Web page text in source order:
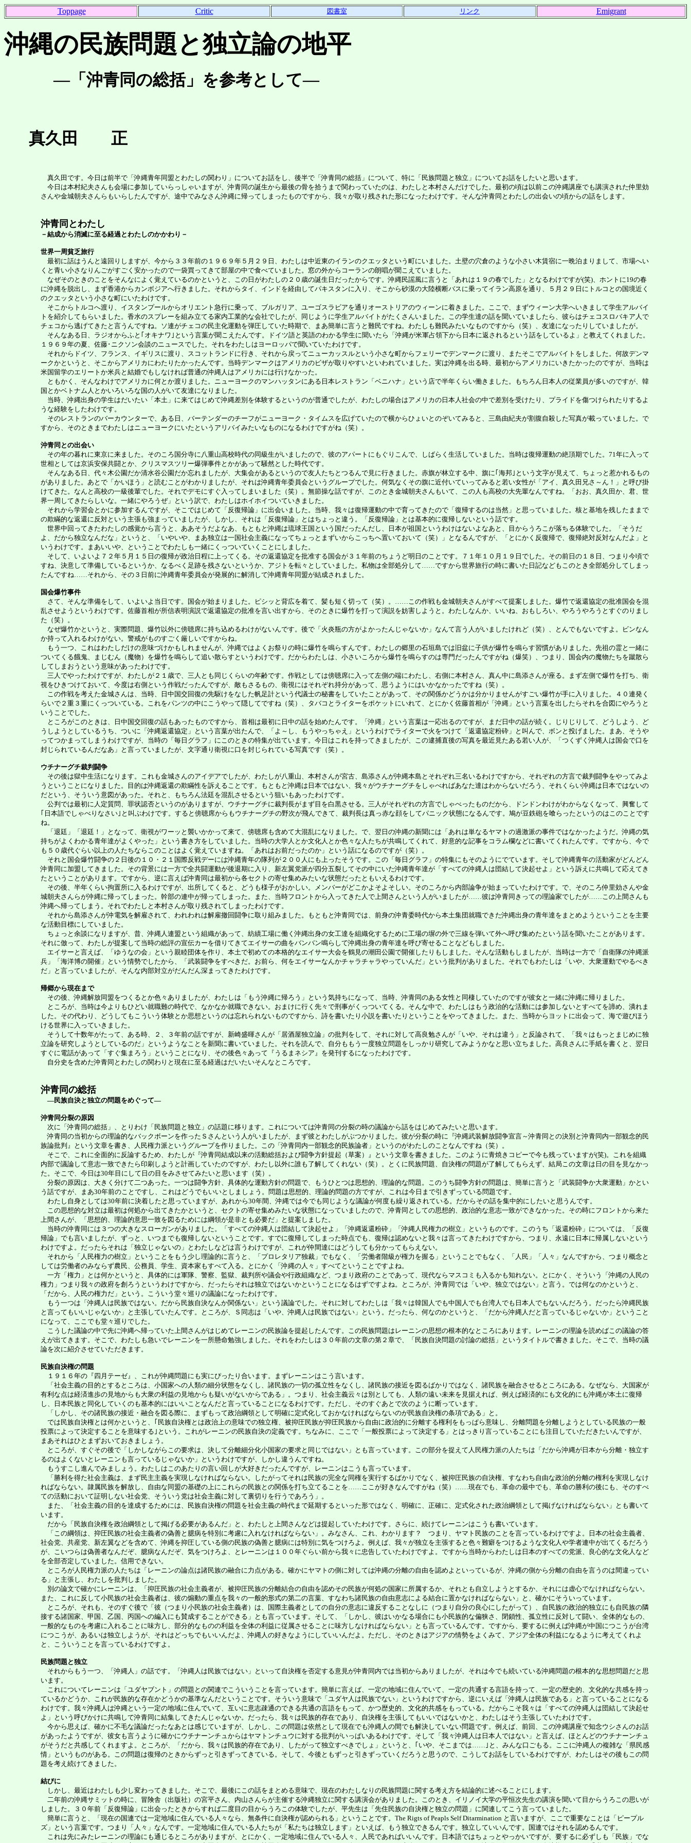
Toppage Critic 図書室 リンク Emigrant
沖縄の民族問題と独立論の地平
―「沖青同の総括」を参考として―
真久田 正
真久田です。今日は前半で「沖縄青年同盟とわたしの関わり」についてお話をし、後半で「沖青同の総括」について、特に「民族問題と独立」についてお話をしたいと思います。
今日は本村紀夫さんも会場に参加していらっしゃいますが、沖青同の誕生から最後の骨を拾うまで関わっていたのは、わたしと本村さんだけでした。最初の頃は以前この沖縄講座でも講演された仲里効
さんや金城朝夫さんらもいらしたんですが、途中でみなさん沖縄に帰ってしまったものですから、我々が取り残された形になったわけです。そんな沖青同とわたしの出会いの頃からの話をします。
沖青同とわたし
－結成から消滅に至る経過とわたしのかかわり－
世界一周貧乏旅行
最初に話はうんと遠回りしますが、今から３３年前の１９６９年５月２９日、わたしは中近東のイランのクエッタという町にいました。土壁の穴倉のような小さい木賃宿に一晩泊まりまして、市場へい
くと青い小さなりんごがすごく安かったので一袋買ってきて部屋の中で食べていました。窓の外からコーランの朗唱が聞こえていました。
なぜそのときのことをそんなによく覚えているのかというと、この日がわたしの２０歳の誕生日だったからです。沖縄民謡風に言うと「あれは１９の春でした」となるわけですが(笑)、ホントに19の春
に沖縄を脱出し、まず香港からカンボジアへ行きました。それからタイ、インドを経由してパキスタンに入り、そこから砂漠の大陸横断バスに乗ってイラン高原を通り、５月２９日にトルコとの国境近く
のクエッタという小さな町にいたわけです。
そこからトルコへ渡り、イスタンプールからオリエント急行に乗って、ブルガリア、ユーゴスラビアを通りオーストリアのウィーンに着きました。ここで、まずウィーン大学へいきまして学生アルバイ
トを紹介してもらいました。香水のスプレーを組み立てる家内工業的な会社でしたが、同じように学生アルバイトがたくさんいました。この学生達の話を聞いていましたら、彼らはチェコスロバキア人で
チェコから逃げてきたと言うんですね。ソ連がチェコの民主化運動を弾圧していた時期で、まあ簡単に言うと難民ですね。わたしも難民みたいなものですから（笑）、友達になったりしていましたが。
そんなある日、ラジオからふと｢オキナワ｣という言葉が聞こえたんです。ドイツ語と英語のわかる学生に聞いたら「沖縄が米軍占領下から日本に返されるという話をしているよ」と教えてくれました。
１９６９年の夏、佐藤･ニクソン会談のニュースでした。それをわたしはヨーロッパで聞いていたわけです。
それからドイツ、フランス、イギリスに渡り、スコットランドに行き、それから戻ってニューカッスルという小さな町からフェリーでデンマークに渡り、またそこでアルバイトをしました。何故デンマ
ークかというと、そこからアメリカにわたりたかったんです。当時デンマークはアメリカのビザが取りやすいといわれていました。実は沖縄を出る時、最初からアメリカにいきたかったのですが、当時は
米国留学のエリートか米兵と結婚でもしなければ普通の沖縄人はアメリカには行けなかった。
ともかく、そんなわけでアメリカに何とか渡りました。ニューヨークのマンハッタンにある日本レストラン「ベニハナ」という店で半年くらい働きました。もちろん日本人の従業員が多いのですが、韓
国とかベトナム人とかいろいろな国の人がいて友達になりました。
当時、沖縄出身の学生はだいたい「本土」に来てはじめて沖縄差別を体験するというのが普通でしたが、わたしの場合はアメリカの日本人社会の中で差別を受けたり、プライドを傷つけられたりするよ
うな経験をしたわけです。
そのレストランのバーカウンターで、ある日、バーテンダーのチーフがニューヨーク・タイムスを広げていたので横からひょいとのぞいてみると、三島由紀夫が割腹自殺した写真が載っていました。で
すから、そのときまでわたしはニューヨークにいたというアリバイみたいなものになるわけですがね（笑）。
沖青同との出会い
その年の暮れに東京に来ました。そのころ国分寺に八重山高校時代の同級生がいましたので、彼のアパートにもぐりこんで、しばらく生活していました。当時は復帰運動の絶頂期でした。71年に入って
世相としては京浜安保共闘とか、クリスマスツリー爆弾事件とかがあって騒然とした時代です。
そんなある日、代々木公園だか清水谷公園だか忘れましたが、大集会があるというので友人たちとつるんで見に行きました。赤旗が林立する中、旗に｢海邦｣という文字が見えて、ちょっと惹かれるもの
がありました。あとで「かいほう」と読むことがわかりましたが、それは沖縄青年委員会というグループでした。何気なくその旗に近付いていってみると若い女性が「アイ、真久田兄さ～ん！」と呼び掛
けてきた。なんと高校の一級後輩でした。それでデモにすぐ入ってしまいました（笑）。無節操な話ですが、このとき金城朝夫さんもいて、この人も高校の大先輩なんですね。「おお、真久田か、君、世
界一周してきたらしいな。一緒にやろうぜ」という訳で、わたしはホイホイついていきました。
それから学習会とかに参加するんですが、そこではじめて「反復帰論」に出会いました。当時、我々は復帰運動の中で育ってきたので「復帰するのは当然」と思っていました。核と基地を残したままで
の欺瞞的な返還に反対という主張も強まっていましたが、しかし、それは「反復帰論」とはちょっと違う。「反復帰論」とは基本的に復帰しないという話です。
世界中回ってきたわたしの感覚から言うと、ああそうだよなあ、もともと沖縄は琉球王国という国だったんだし、日本が祖国というわけはないよなあと、目からうろこが落ちる体験でした。「そうだ
よ、だから独立なんだな」というと、「いやいや、まあ独立は一国社会主義になってちょっとまずいからこっちへ置いておいて（笑）」となるんですが、「とにかく反復帰で、復帰絶対反対なんだよ」と
いうわけです。まあいいや、ということでわたしも一緒にくっついていくことにしました。
そして、いよいよ７２年５月１５日の復帰が政治日程に上ってくる。その返還協定を批准する国会が３１年前のちょうど明日のことです。７１年１０月１９日でした。その前日の１８日、つまり今頃で
すね、決意して準備しているというか、なるべく足跡を残さないというか、アジトを転々としていました。私物は全部処分して……ですから世界旅行の時に書いた日記などもこのとき全部処分してしまっ
たんですね……それから、その３日前に沖縄青年委員会が発展的に解消して沖縄青年同盟が結成されました。
国会爆竹事件
さて、そんな準備をして、いよいよ当日です。国会が始まりました。ピシッと背広を着て、髪も短く切って（笑）。……この作戦も金城朝夫さんがすべて提案しました。爆竹で返還協定の批准国会を混
乱させようというわけです。佐藤首相が所信表明演説で返還協定の批准を言い出すから、そのときに爆竹を打って演説を妨害しようと。わたしなんか、いいね、おもしろい、やろうやろうとすぐのりまし
た（笑）。
なぜ爆竹かというと、実際問題、爆竹以外に傍聴席に持ち込めるわけがないんです。後で「火炎瓶の方がよかったんじゃないか」なんて言う人がいましたけれど（笑）、とんでもないですよ。ビンなん
か持って入れるわけがない。警戒がものすごく厳しいですからね。
もう一つ、これはわたしだけの意味づけかもしれませんが、沖縄ではよくお祭りの時に爆竹を鳴らすんです。わたしの郷里の石垣島では旧盆に子供が爆竹を鳴らす習慣がありました。先祖の霊と一緒に
ついてくる餓鬼、まじむん（魔物）を爆竹を鳴らして追い散らすというわけです。だからわたしは、小さいころから爆竹を鳴らすのは専門だったんですがね（爆笑）、つまり、国会内の魔物たちを蹴散ら
してしまおうという意味があったわけです。
三人でやったわけですが、わたしが２１歳で、三人とも同じくらいの年齢です。作戦としては傍聴席に入って左側の端にわたし、右側に本村さん、真ん中に島添さんが座る。まず左側で爆竹を打ち、衛
視をひきつけておいて、今度は右側という作戦だったんですが、敵もさるもの、衛視にはそれぞれ持分があって、思うようにはいかなかったですね（笑）。
この作戦を考えた金城さんは、当時、日中国交回復の先駆けをなした帆足計という代議士の秘書をしていたことがあって、その関係かどうかは分かりませんがすごい爆竹が手に入りました。４０連発く
らいで２重３重にくっついている。これをパンツの中にこうやって隠してですね（笑）、タバコとライターをポケットにいれて、とにかく佐藤首相が「沖縄」という言葉を出したらそれを合図にやろうと
いうことでした。
ところがこのときは、日中国交回復の話もあったものですから、首相は最初に日中の話を始めたんです。「沖縄」という言葉は一応出るのですが、まだ日中の話が続く。じりじりして、どうしよう、ど
うしようとしているうち、ついに「沖縄返還協定」という言葉が出たんで、「よ～し、もうやっちゃえ」というわけでライターで火をつけて「返還協定粉砕」と叫んで、ボンと投げました。まあ、そうや
ってつかまってしまうわけですが、当時の「毎日グラフ」にこのときの特集が出ています。今日はこれを持ってきましたが、この逮捕直後の写真を最近見たある若い人が、「つくずく沖縄人は国会で口を
封じられているんだなあ」と言っていましたが、文字通り衛視に口を封じられている写真です（笑）。
ウチナーグチ裁判闘争
その後は獄中生活になります。これも金城さんのアイデアでしたが、わたしが八重山、本村さんが宮古、島添さんが沖縄本島とそれぞれ三名いるわけですから、それぞれの方言で裁判闘争をやってみよ
うということになりました。目的は沖縄返還の欺瞞性を訴えることです。もともと沖縄は日本ではない、我々がウチナーグチをしゃべればあなた達はわからないだろう、それくらい沖縄は日本ではないの
だという、そういう意図があった。それと、もちろん法廷を混乱させるという狙いもあったわけです。
公判では最初に人定質問、罪状認否というのがありますが、ウチナーグチに裁判長がまず目を白黒させる。三人がそれぞれの方言でしゃべったものだから、ドンドンわけがわからなくなって、興奮して
｢日本語でしゃべりなさい｣と叫ぶわけです。すると傍聴席からもウチナーグチの野次が飛んできて、裁判長は真っ赤な顔をしてパニック状態になるんです。鳩が豆鉄砲を喰らったというのはこのことです
ね。
「退廷」「退廷！」となって、衛視がワーッと襲いかかって来て、傍聴席も含めて大混乱になりました。で、翌日の沖縄の新聞には「あれは単なるヤマトの過激派の事件ではなかったようだ。沖縄の気
持ちがよくわかる青年達がよくやった」という書き方をしていました。当時の大学人とか文化人とか色々な人たちが共鳴してくれて、好意的な記事をコラム欄などに書いてくれたんです。ですから、今で
も５０歳代ぐらい以上の人たちならこのことはよく覚えていますね。「あれはお前だったのか」という話になるのですが（笑）。
それと国会爆竹闘争の２日後の１０・２１国際反戦デーには沖縄青年の隊列が２００人にも上ったそうです。この「毎日グラフ」の特集にもそのようにでています。そして沖縄青年の活動家がどんどん
沖青同に加盟してきました。その背景には一方で全共闘運動が後退期に入り、新左翼党派が四分五裂してその中にいた沖縄青年達が「すべての沖縄人は団結して決起せよ」という訴えに共鳴して応えてき
たということがあります。ですから、逆に言えば沖青同は最初から各セクトの寄せ集めみたいな状態だったともいえるわけです。
その後、半年くらい拘置所に入るわけですが、出所してくると、どうも様子がおかしい。メンバーがどこかよそよそしい。そのころから内部論争が始まっていたわけです。で、そのころ仲里効さんや金
城朝夫さんらが沖縄に帰ってしまった。幹部の連中が帰ってしまった。また、当時フロントから入ってきた人で上間さんという人がいましたが……彼は沖青同きっての理論家でしたが……この上間さんも
沖縄へ帰ってしまう。それでわたしと本村さんが取り残されてしまったわけです。
それから島添さんが沖電気を解雇されて、われわれは解雇撤回闘争に取り組みました。もともと沖青同では、前身の沖青委時代から本土集団就職できた沖縄出身の青年達をまとめようということを主要
な活動目標にしていました。
ちょっと余談になりますが、昔、沖縄人連盟という組織があって、紡績工場に働く沖縄出身の女工達を組織化するために工場の塀の外で三線を弾いて外へ呼び集めたという話を聞いたことがあります。
それに倣って、わたしが提案して当時の総評の宣伝カーを借りてきてエイサーの曲をバンバン鳴らして沖縄出身の青年達を呼び寄せることなどもしました。
エイサーと言えば、「ゆうなの会」という親睦団体を作り、本土で初めての本格的なエイサー大会を鶴見の潮田公園で開催したりもしました。そんな活動もしましたが、当時は一方で「自衛隊の沖縄派
兵」「海洋博の開催」という情勢でしたから、「武装闘争をすべきだ。お前ら、何をエイサーなんかチャラチャラやっていんだ」という批判がありました。それでもわたしは「いや、大衆運動でやるべき
だ」と言っていましたが、そんな内部対立がだんだん深まってきたわけです。
帰郷から現在まで
その後、沖縄解放同盟をつくるとか色々ありましたが、わたしは「もう沖縄に帰ろう」という気持ちになって、当時、沖青同のある女性と同棲していたのですが彼女と一緒に沖縄に帰りました。
ところが、当時は今よりもひどい就職難の時代で、なかなか就職できない。おまけに行く先々で刑事がくっついてくる。そんな中で、わたしはもう政治的な活動には参加しないとすべてを諦め、潰れま
した。その代わり、どうしてもこういう体験とか思想というのは忘れられないものですから、詩を書いたり小説を書いたりということをやってきました。また、当時からヨットに出会って、海で遊びほう
ける世界に入っていきました。
そうして十数年がたって、ある時、２、３年前の話ですが、新崎盛暉さんが「居酒屋独立論」の批判をして、それに対して高良勉さんが「いや、それは違う」と反論されて、「我々はもっとまじめに独
立論を研究しようとしているのだ」というようなことを新聞に書いていました。それを読んで、自分ももう一度独立問題をしっかり研究してみようかなと思い立ちました。高良さんに手紙を書くと、翌日
すぐに電話があって「すぐ集まろう」ということになり、その後色々あって『うるまネシア』を発刊するになったわけです。
自分史を含めた沖青同とわたしの関わりと現在に至る経過はだいたいそんなところです。
沖青同の総括
―民族自決と独立の問題をめぐって―
沖青同分裂の原因
次に「沖青同の総括」、とりわけ「民族問題と独立」の話題に移ります。これについては沖青同の分裂の時の議論から話をはじめてみたいと思います。
沖青同の当初からの理論的なバックボーンを作ったＳさんという人がいましたが、まず彼とわたしがぶつかりました。彼が分裂の時に『沖縄武装解放闘争宣言～沖青同との決別と沖青同内一部観念的民
族論批判』という文章を書き、人民権力派というグループを作りました。この「沖青同内一部観念的民族論者」というのがわたしのことなんですね（笑）。
そこで、これに全面的に反論するため、わたしが『沖青同結成以来の活動総括および闘争方針提起（草案）』という文章を書きました。このように青焼きコピーで今も残っていますが(笑)。これを組織
内部で議論して意志一致できたら印刷しようと計画していたのですが、わたし以外に誰も了解してくれない（笑）。とくに民族問題、自決権の問題が了解してもらえず、結局この文章は日の目を見なかっ
た。そこで、今日は30年目にして日の目をみさせてみたいと思います（笑）。
分裂の原因は、大きく分けて二つあった。一つは闘争方針、具体的な運動方針の問題で、もうひとつは思想的、理論的な問題。このうち闘争方針の問題は、簡単に言うと「武装闘争か大衆運動」かとい
う話ですが、まあ30年前のことですし、これはどうでもいいとしましょう。問題は思想的、理論的問題の方ですが、これは今日まで引きずっている問題です。
わたし自身としては30年前に決着したと思っていますが、あれから30年間、沖縄では今でも同じような議論が何度も繰り返されている。だからその話を集中的にしたいと思うんです。
この思想的な対立は最初は何処から出てきたかというと、セクトの寄せ集めみたいな状態になっていましたので、沖青同としての思想的、政治的な意志一致ができなかった。その時にフロントから来た
上間さんが、「思想的、理論的意思一致を図るためには綱領が是非とも必要だ」と提案しました。
当時の沖青同には３つの大きなスローガンがありました。「すべての沖縄人は団結して決起せよ」「沖縄返還粉砕」「沖縄人民権力の樹立」というものです。このうち「返還粉砕」については、「反復
帰論」でも言いましたが、ずっと、いつまでも復帰しないということです。すでに復帰してしまった時点でも、復帰は認めないと我々は言ってきたわけですから、つまり、永遠に日本に帰属しないという
わけですよ。だったらそれは「独立じゃないの」とわたしなどは言うわけですが、これが仲間達にはどうしても分かってもらえない。
それから「人民権力の樹立」ということをもう少し理論的に言うと、「プロレタリア独裁」でもなく、「労働者階級が権力を握る」ということでもなく、「人民」「人々」なんですから、つまり概念と
しては労働者のみならず農民、公務員、学生、資本家もすべて入る。とにかく「沖縄の人々」すべてということですよね。
一方「権力」とは何かというと、具体的には軍隊、警察、監獄、裁判所や議会や行政組織など、つまり政府のことであって、現代ならマスコミも入るかも知れない。とにかく、そういう「沖縄の人民の
権力」つまり我々の政府を創ろうというわけですから、だったらそれは独立ではないかということになるはずですよね。ところが、沖青同では「いや、独立ではない」と言う。では何なのかというと、
「だから、人民の権力だ」という。こういう堂々巡りの議論になったわけです。
もう一つは「沖縄人は民族ではない。だから民族自決なんか関係ない」という議論でした。それに対してわたしは「我々は韓国人でも中国人でも台湾人でも日本人でもないんだろう。だったら沖縄民族
と言ってもいいじゃないか」と主張していたんです。ところが、Ｓ同志は「いや、沖縄人は民族ではない」という。だったら、何なのかというと、「だから沖縄人だと言っているじゃないか」ということ
になって、ここでも堂々巡りでした。
こうした議論の中で先に沖縄へ帰っていた上間さんがはじめてレーニンの民族論を提起したんです。この民族問題はレーニンの思想の根本的なところにあります。レーニンの理論を読めばこの議論の答
えが出てきます。そこで、わたしも急いでレーニンを一所懸命勉強しました。それをわたしは３０年前の文章の第２章で、「民族自決問題の討論の総括」というタイトルで書きました。そこで、当時の議
論を次に紹介させていただきます。
民族自決権の問題
１９１６年の『四月テーゼ』、これが沖縄問題にも実にぴったり合います。まずレーニンはこう言います。
「社会主義の目的とするところは、小国家への人類の細分状態をなくし、諸民族の一切の孤立性をなくし、諸民族の接近を図るばかりではなく、諸民族を融合させるところにある。なぜなら、大国家が
有利な点は経済進歩の見地からも大衆の利益の見地からも疑いがないからである」。つまり、社会主義云々は別としても、人類の遠い未来を見据えれば、例えば経済的にも文化的にも沖縄が本土に復帰
し、日本民族と同化していくのも基本的にはいいことなんだと言っていることになるわけです。ただし、そのすぐあとで次のように断っています。
「しかし、その諸民族の接近・融合を図る際に、まずもって政治綱領として明確に定式化しておかなければならないのが民族自決権の条項である」と。
では民族自決権とは何かというと、｢民族自決権とは政治上の意味での独立権、被抑圧民族が抑圧民族から自由に政治的に分離する権利をもっぱら意味し、分離問題を分離しようとしている民族の一般
投票によって決定することを意味する｣という。これがレーニンの民族自決の定義です。ちなみに、ここで「一般投票によって決定する」とはっきり言っていることにも注目していただきたいんですが、
まあそれはひとまずおいておきましょう。
ところが、すぐその後で「しかしながらこの要求は、決して分離細分化小国家の要求と同じではない」とも言っています。この部分を捉えて人民権力派の人たちは「だから沖縄が日本から分離・独立す
るのはよくないとレーニンも言っているじゃないか」というわけですが、しかし違うんですね。
もうすこし進んでみましょう。わたしはこのあたりの言い回しが大好きだったんですが、レーニンはこうも言っています。
「勝利を得た社会主義は、まず民主主義を実現しなければならない。したがってそれは民族の完全な同権を実行するばかりでなく、被抑圧民族の自決権、すなわち自由な政治的分離の権利を実現しなけ
ればならない。隷属民族を解放し、自由な同盟の基礎の上にこれらの民族との関係を打ち立てることを……ここが好きなんですがね（笑）……現在でも、革命の最中でも、革命の勝利の後にも、そのすべ
ての活動において証明しない社会党、そういう党は社会主義に対して裏切りを行うであろう」。
また、「社会主義の目的を達成するためには、民族自決権の問題を社会主義の時代まで延期するといった形ではなく、明確に、正確に、定式化された政治綱領として掲げなければならない」とも書いて
います。
だから「民族自決権を政治綱領として掲げる必要があるんだ」と、わたしと上間さんなどは提起していたわけです。さらに、続けてレーニンはこうも書いています。
「この綱領は、抑圧民族の社会主義者の偽善と臆病を特別に考慮に入れなければならない」。みなさん、これ、わかります？ つまり、ヤマト民族のことを言っているわけですよ。日本の社会主義者、
社会党、共産党、新左翼などを含めて、沖縄を抑圧している側の民族の偽善と臆病には特別に気をつけろよ。例えば、我々が独立を主張すると色々難癖をつけるような文化人や学者連中が出てくるだろう
が、こいつらは偽善者なんだぞ、臆病なんだぞ、気をつけろよ、とレーニンは１００年ぐらい前から我々に忠告していたわけですよ。ですから当時からわたしは日本のすべての党派、良心的な文化人など
を全部否定していました。信用できない。
ところが人民権力派の人たちは「レーニンの論点は諸民族の融合に力点がある。確かにヤマトの側に対しては沖縄の分離の自由を認めよといっているが、沖縄の側から分離の自由を言うのは間違ってい
る」と主張し、わたしを批判しました。
別の論文で確かにレーニンは、「抑圧民族の社会主義者が、被抑圧民族の分離結合の自由を認めその民族が何処の国家に所属するか、それとも自立しようとするか、それには虚心でなければならない。
また、これに反して小民族の社会主義者は、彼の煽動の重点を我々の一般的形式の第二の言葉、すなわち諸民族の自由意志による結合に置かなければならない」と、確かにそういっています。
ところが、それも、そのすぐ後で「彼（つまり小民族の社会主義者）は、国際主義者としての自分の意志に違反することなしに（つまり自分の良心にしたがって）、自民族の政治的独立にも自民族の隣
接する諸国家、甲国、乙国、丙国への編入にも賛成することができる」とも言っています。そして、「しかし、彼はいかなる場合にも小民族的な偏狭さ、閉鎖性、孤立性に反対して闘い、全体的なもの、
一般的なものを考慮に入れることに味方し、部分的なものの利益を全体の利益に従属させることに味方しなければならない」とも言っているんです。ですから、要するに例えば沖縄が中国につこうが台湾
につこうが、あるいは独立しようが、それはどっちでもいいんだよ、沖縄人の好きなようにしていいんだよ。ただし、そのときはアジアの情勢をよくみて、アジア全体の利益になるように考えてくれよ
と、こういうことを言っているわけですよ。
民族問題と独立
それからもう一つ、「沖縄人」の話です。「沖縄人は民族ではない」といって自決権を否定する意見が沖青同内では当初からありましたが、それは今でも続いている沖縄問題の根本的な思想問題だと思
います。
これについてレーニンは「ユダヤブント」の問題との関連でこういうことを言っています。簡単に言えば、一定の地域に住んでいて、一定の共通する言語を持って、一定の歴史的、文化的な共感を持っ
ているかどうか、これが民族的な存在かどうかの基準なんだということです。そういう意味で「ユダヤ人は民族でない」というわけですから、逆にいえば「沖縄人は民族である」と言っていることになる
わけです。我々沖縄人は沖縄という一定の地域に住んでいて、互いに意志疎通のできる共通の言語をもって、かつ歴史的、文化的共感をもっている。だからこそ我々は「すべての沖縄人は団結して決起せ
よ」という呼びかけに共鳴して沖青同に結集してきたんじゃないか。だったら、我々は民族的存在であり、自決権を主張してもいいではないかと、わたしはそう主張していたわけです。
今から思えば、確かに不毛な議論だったなあとは感じていますが、しかし、この問題は依然として現在でも沖縄人の間でも解決していない問題です。例えば、前回、この沖縄講座で知念ウシさんのお話
があったようですが、彼女も言うように確かにウチナーンチュからはヤマトンチュウに対する批判がいっぱいあるわけです。そして「我々沖縄人は日本人ではない」と言えば、ほとんどのウチナーンチュ
がそうだと共感してくれますよ。ところが、「だから、我々は民族的存在であり、したがって独立すべきでしょ」というと、｢いや、そこまでは……｣と、みんな口ごもる。ここに沖縄人の複雑な「県民感
情」というものがある。この問題は復帰のときからずっと引きずってきている。そして、今後ともずっと引きずっていくだろうと思うので、こうしてお話をしているわけですが、わたしはその後もこの問
題を考え続けてきました。
結びに
しかし、最近はわたしも少し変わってきました。そこで、最後にこの話をまとめる意味で、現在のわたしなりの民族問題に関する考え方を結論的に述べることにします。
二年前の沖縄サミットの時に、冒険舎（出版社）の宮平さん、内山さんらが主催する沖縄独立に関する講演会がありました。このとき、イリノイ大学の平恒次先生の講演を聞いて目からうろこの思いが
しました。３０年前「反復帰論」に出会ったときからすれば二度目の目からうろこの体験でしたが、平先生は「先住民族の自決権と独立の問題」に関連してこう言っていました。
簡単に言うと、「現在の国連では一定地域に住んでいる人々なら、無条件に自決権が認められる」ということです。The Rigts of Peapls Self Ditarmination と言いますが、ここで重要なことは「ピープル
ズ」という言葉です。つまり「人々」なんです。一定地域に住んでいる人たちが「私たちは独立します」といえば、もう独立できるんです。独立していいんです。国連ではそれを認めるんです。
これは先にみたレーニンの理論にも通じるところがありますが、とにかく、一定地域に住んでいる人々、人民であればいいんです。日本語ではちょっとやっかいですが、要するに必ずしも「民族」でな